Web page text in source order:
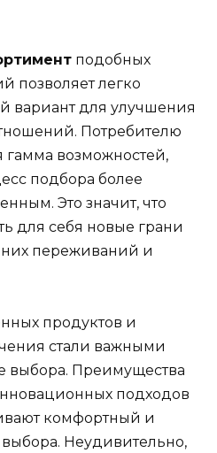
подобных
позволяет легко
вариант для улучшения
Потребителю
гамма возможностей,
подбора более
Это значит, что
для себя новые грани
переживаний и
продуктов и
стали важными
выбора. Преимущества
подходов
комфортный и
выбора. Неудивительно,